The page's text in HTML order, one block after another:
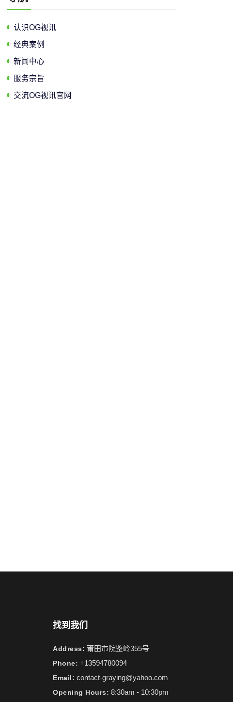
认识OG视讯
经典案例
新闻中心
服务宗旨
交流OG视讯官网
找到我们
Address: 莆田市院鉴岭355号
Phone: +13594780094
Email: contact-graying@yahoo.com
Opening Hours: 8:30am - 10:30pm